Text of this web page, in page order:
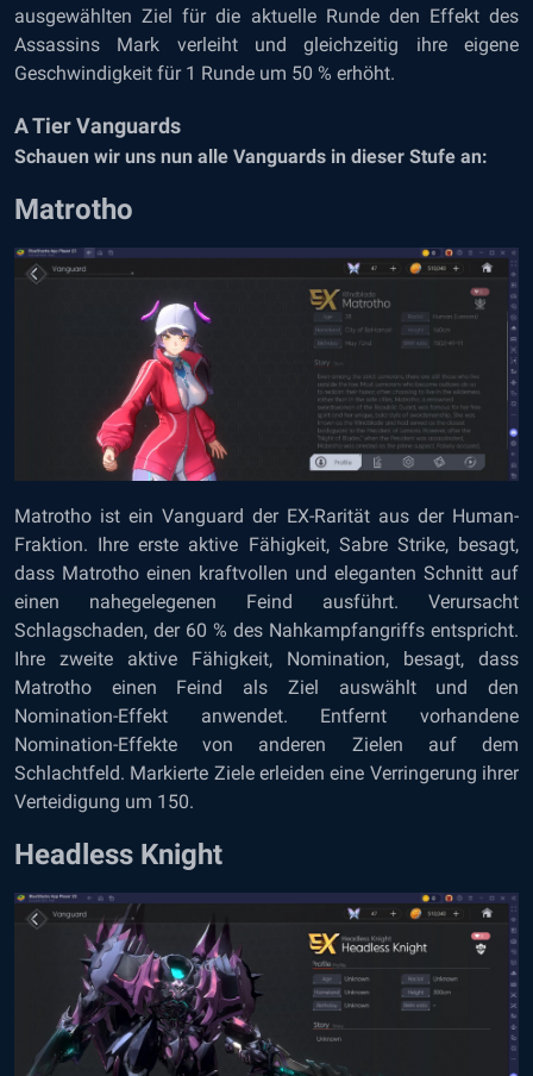
ausgewählten Ziel für die aktuelle Runde den Effekt des
Assassins Mark verleiht und gleichzeitig ihre eigene
Geschwindigkeit für 1 Runde um 50 % erhöht.
A Tier Vanguards
Schauen wir uns nun alle Vanguards in dieser Stufe an:
Matrotho
Matrotho ist ein Vanguard der EX-Rarität aus der Human-
Fraktion. Ihre erste aktive Fähigkeit, Sabre Strike, besagt,
dass Matrotho einen kraftvollen und eleganten Schnitt auf
einen nahegelegenen Feind ausführt. Verursacht
Schlagschaden, der 60 % des Nahkampfangriffs entspricht.
Ihre zweite aktive Fähigkeit, Nomination, besagt, dass
Matrotho einen Feind als Ziel auswählt und den
Nomination-Effekt anwendet. Entfernt vorhandene
Nomination-Effekte von anderen Zielen auf dem
Schlachtfeld. Markierte Ziele erleiden eine Verringerung ihrer
Verteidigung um 150.
Headless Knight